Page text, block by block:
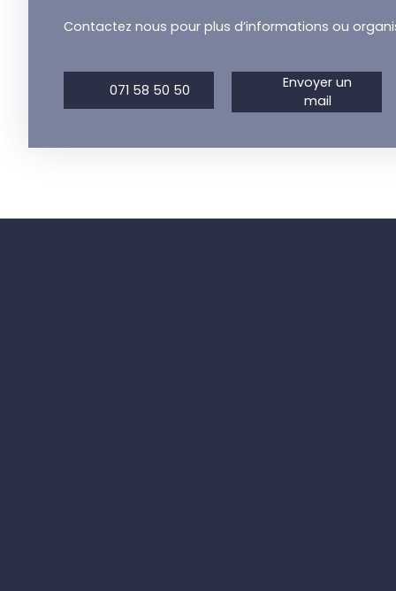
Contactez nous pour plus d’informations ou
071 58 50 50
Envoyer un
mail